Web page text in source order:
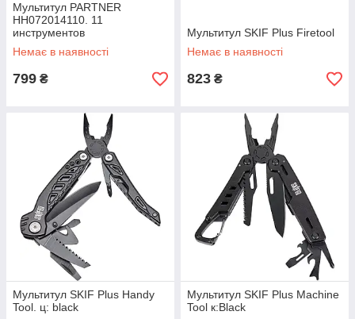
Мультитул PARTNER
HH072014110. 11
инструментов
Немає в наявності
799 ₴
Мультитул SKIF Plus Firetool
Немає в наявності
823 ₴
Мультитул SKIF Plus Handy
Tool. ц: black
Мультитул SKIF Plus Machine
Tool к:Black